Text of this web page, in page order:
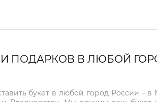
ПОДАРКОВ В ЛЮБОЙ
букет в любой город России